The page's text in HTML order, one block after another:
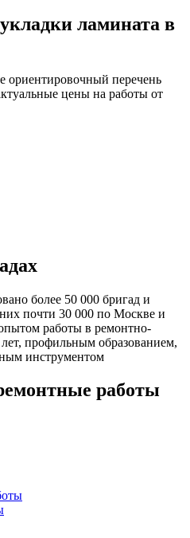
ламината в
ориентировочный перечень
цены на работы от
более 50 000 бригад и
почти 30 000 по Москве и
работы в ремонтно-
профильным образованием,
инструментом
работы